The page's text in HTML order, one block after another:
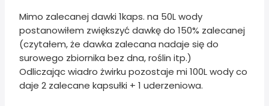
Mimo zalecanej dawki 1kaps. na 50L wody
postanowiłem zwiększyć dawkę do 150% zalecanej
(czytałem, że dawka zalecana nadaje się do
surowego zbiornika bez dna, roślin itp.)
Odliczając wiadro żwirku pozostaje mi 100L wody co
daje 2 zalecane kapsułki + 1 uderzeniowa.